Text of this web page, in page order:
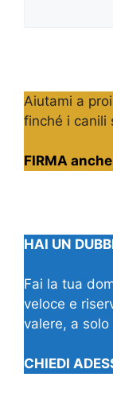
Aiutami a
finché i canili
FIRMA
HAI UN
Fai la tua
veloce e
valere, a
CHIEDI